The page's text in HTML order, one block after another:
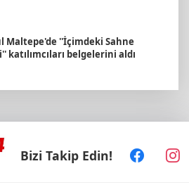
Maltepe'de ''İçimdeki Sahne
katılımcıları belgelerini aldı
Türkiye’nin Dijital Dönüşüm
Kamu kategorisinde zirvede
Bizi Takip Edin!